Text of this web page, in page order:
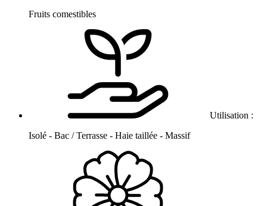
Fruits comestibles
Utilisation :
Isolé - Bac / Terrasse - Haie taillée - Massif